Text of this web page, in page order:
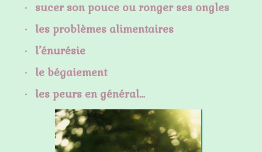
sucer son pouce ou ronger ses ongles
les problèmes alimentaires
l’énurésie
le bégaiement
les peurs en général…